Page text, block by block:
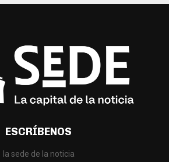
ESCRÍBENOS
la sede de la noticia